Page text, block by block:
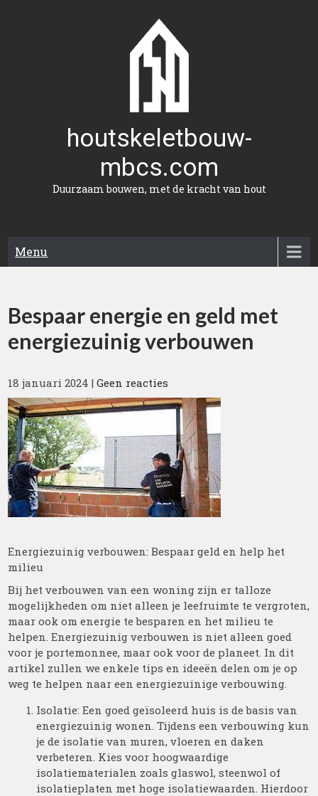
houtskeletbouw-
mbcs.com
Duurzaam bouwen, met de kracht van hout
Menu
Bespaar energie en geld met
energiezuinig verbouwen
18 januari 2024 |Geen reacties
Energiezuinig verbouwen: Bespaar geld en help het
milieu
Bij het verbouwen van een woning zijn er talloze
mogelijkheden om niet alleen je leefruimte te vergroten,
maar ook om energie te besparen en het milieu te
helpen. Energiezuinig verbouwen is niet alleen goed
voor je portemonnee, maar ook voor de planeet. In dit
artikel zullen we enkele tips en ideeën delen om je op
weg te helpen naar een energiezuinige verbouwing.
Isolatie: Een goed geïsoleerd huis is de basis van
energiezuinig wonen. Tijdens een verbouwing kun
je de isolatie van muren, vloeren en daken
verbeteren. Kies voor hoogwaardige
isolatiematerialen zoals glaswol, steenwol of
isolatieplaten met hoge isolatiewaarden. Hierdoor